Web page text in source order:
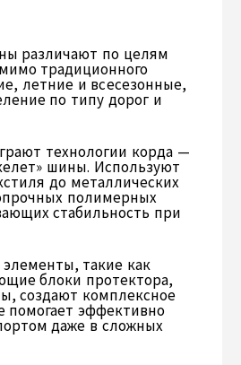
различают по целям
традиционного
летние и всесезонные,
по типу дорог и
технологии корда —
шины. Используют
до металлических
полимерных
стабильность при
такие как
блоки протектора,
создают комплексное
помогает эффективно
даже в сложных